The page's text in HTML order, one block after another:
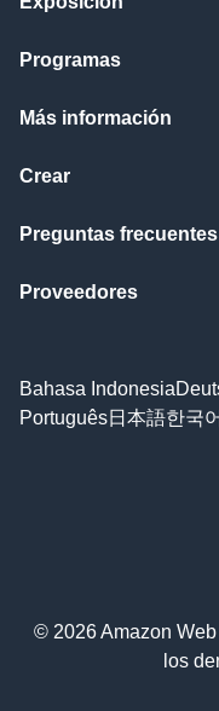
Programas
Más información
Crear
Preguntas frecuentes
Proveedores
Bahasa Indonesia
Português日本語한국어
© 2026 Amazon
los